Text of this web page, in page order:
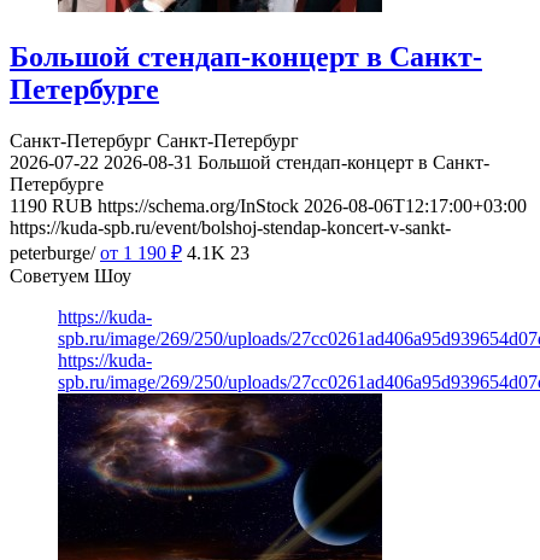
Большой стендап-концерт в Санкт-
Петербурге
Санкт-Петербург Санкт-Петербург
2026-07-22 2026-08-31 Большой стендап-концерт в Санкт-
Петербурге
1190 RUB https://schema.org/InStock 2026-08-06T12:17:00+03:00
https://kuda-spb.ru/event/bolshoj-stendap-koncert-v-sankt-
peterburge/ от 1 190 ₽ 4.1K 23
Советуем Шоу
https://kuda-
spb.ru/image/269/250/uploads/
https://kuda-
spb.ru/image/269/250/uploads/